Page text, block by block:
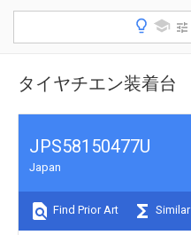
タイヤチエン装着台
JPS58150477U
Japan
Find Prior Art Similar